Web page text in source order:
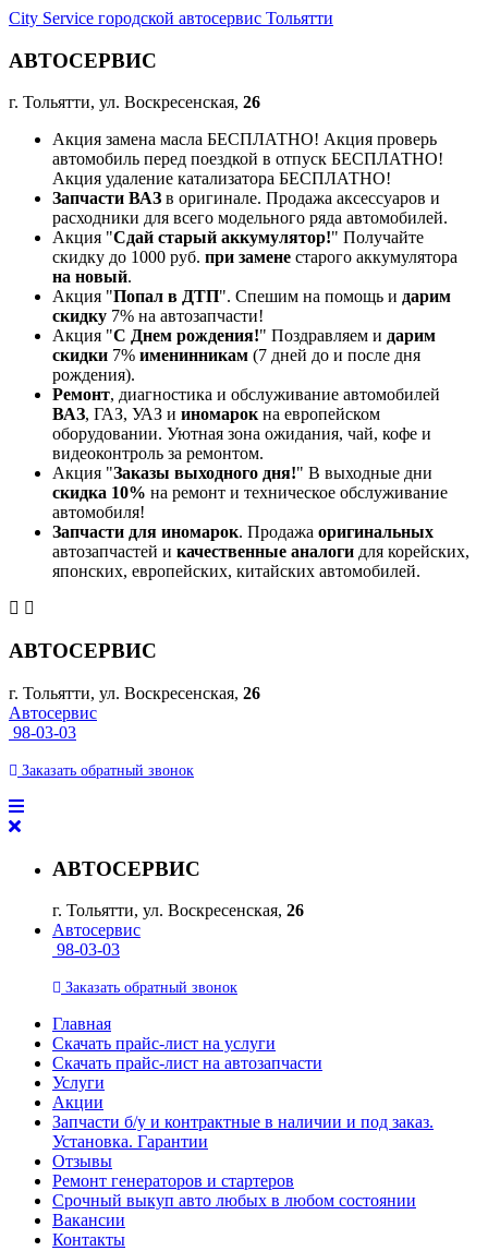
City Service городской автосервис Тольятти
АВТОСЕРВИС
г. Тольятти, ул. Воскресенская, 26
Акция замена масла БЕСПЛАТНО! Акция проверь
автомобиль перед поездкой в отпуск БЕСПЛАТНО!
Акция удаление катализатора БЕСПЛАТНО!
Запчасти ВАЗ в оригинале. Продажа аксессуаров и
расходники для всего модельного ряда автомобилей.
Акция "Сдай старый аккумулятор!" Получайте
скидку до 1000 руб. при замене старого аккумулятора
на новый.
Акция "Попал в ДТП". Спешим на помощь и дарим
скидку 7% на автозапчасти!
Акция "С Днем рождения!" Поздравляем и дарим
скидки 7% именинникам (7 дней до и после дня
рождения).
Ремонт, диагностика и обслуживание автомобилей
ВАЗ, ГАЗ, УАЗ и иномарокна европейском
оборудовании. Уютная зона ожидания, чай, кофе и
видеоконтроль за ремонтом.
Акция "Заказы выходного дня!" В выходные дни
скидка 10% на ремонт и техническое обслуживание
автомобиля!
Запчасти для иномарок. Продажа оригинальных
автозапчастей и качественные аналоги для корейских,
японских, европейских, китайских автомобилей.
АВТОСЕРВИС
г. Тольятти, ул. Воскресенская, 26
Автосервис
98-03-03
Заказать обратный звонок
АВТОСЕРВИС
г. Тольятти, ул. Воскресенская, 26
Автосервис
98-03-03
Заказать обратный звонок
Главная
Скачать прайс-лист на услуги
Скачать прайс-лист на автозапчасти
Услуги
Акции
Запчасти б/у и контрактные в наличии и под заказ.
Установка. Гарантии
Отзывы
Ремонт генераторов и стартеров
Cрочный выкуп авто любых в любом состоянии
Вакансии
Контакты